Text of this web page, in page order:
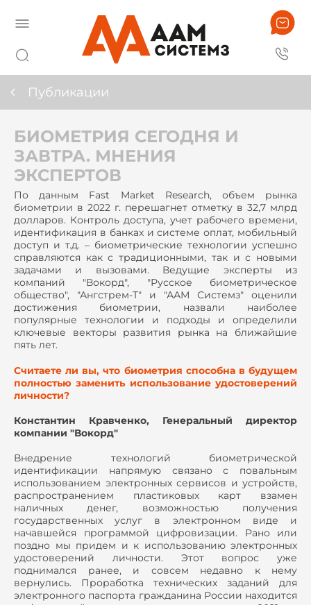
Публикации
БИОМЕТРИЯ СЕГОДНЯ И
ЗАВТРА. МНЕНИЯ
ЭКСПЕРТОВ
По данным Fast Market Research, объем рынка
биометрии в 2022 г. перешагнет отметку в 32,7 млрд
долларов. Контроль доступа, учет рабочего времени,
идентификация в банках и системе оплат, мобильный
доступ и т.д. – биометрические технологии успешно
справляются как с традиционными, так и с новыми
задачами и вызовами. Ведущие эксперты из
компаний "Вокорд", "Русское биометрическое
общество", "Ангстрем-Т" и "ААМ Системз" оценили
достижения биометрии, назвали наиболее
популярные технологии и подходы и определили
ключевые векторы развития рынка на ближайшие
пять лет.
Считаете ли вы, что биометрия способна в будущем
полностью заменить использование удостоверений
личности?
Константин Кравченко, Генеральный директор
компании "Вокорд"
Внедрение технологий биометрической
идентификации напрямую связано с повальным
использованием электронных сервисов и устройств,
распространением пластиковых карт взамен
наличных денег, возможностью получения
государственных услуг в электронном виде и
начавшейся программой цифровизации. Рано или
поздно мы придем и к использованию электронных
удостоверений личности. Этот вопрос уже
поднимался ранее, и совсем недавно к нему
вернулись. Проработка технических заданий для
электронного паспорта гражданина России находится